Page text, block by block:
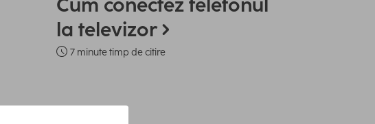
Cum conectez telefonul
la televizor
7 minute timp de citire